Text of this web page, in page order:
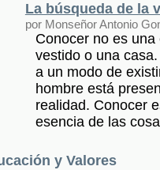
La búsqueda de la
por Monseñor Antonio
Conocer no es
vestido o una
a un modo de
hombre está
realidad. Conocer
esencia de las
y Valores